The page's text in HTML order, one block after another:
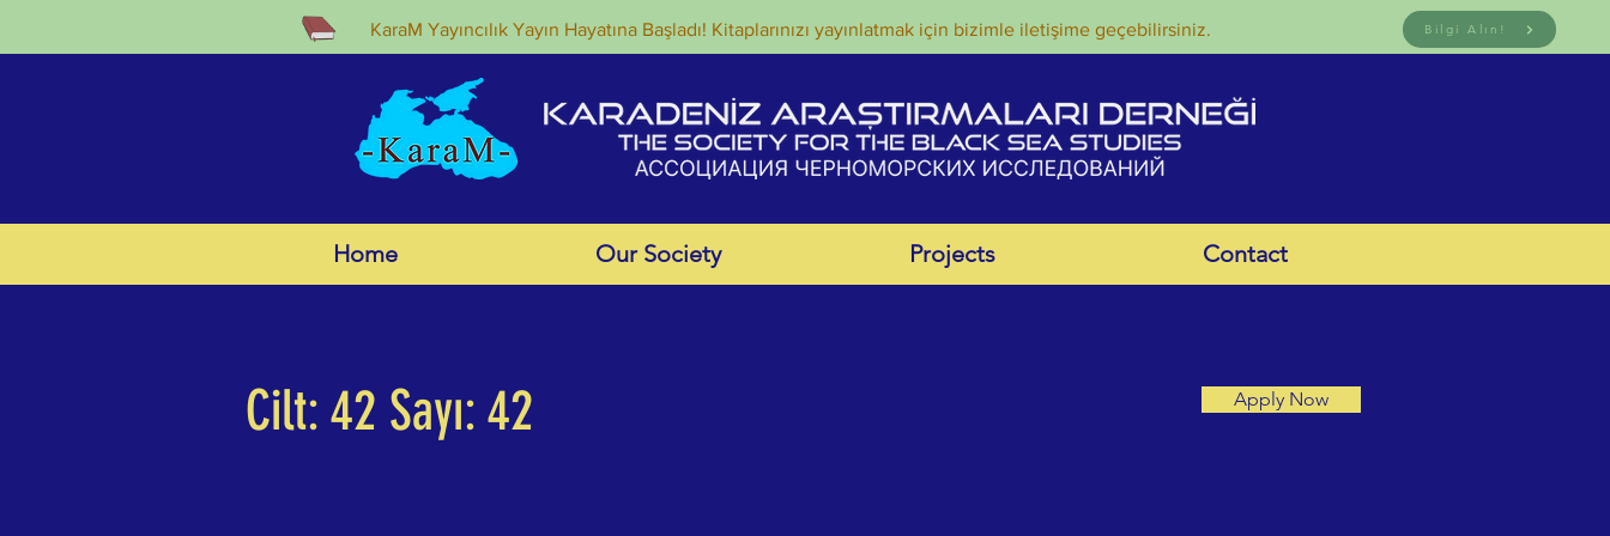
KaraM Yayıncılık Yayın Hayatına Başladı! Kitaplarınızı yayınlatmak için bizimle iletişime geçebilirsiniz. Bilgi Alın!
Home Our Society Projects Contact
Cilt: 42 Sayı: 42 Apply Now